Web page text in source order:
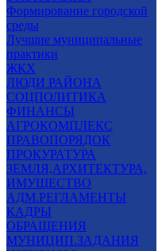
Формирование городской
среды
Лучшие муниципальные
практики
ЖКХ
ЛЮДИ РАЙОНА
СОЦПОЛИТИКА
ФИНАНСЫ
АГРОКОМПЛЕКС
ПРАВОПОРЯДОК
ПРОКУРАТУРА
ЗЕМЛЯ,АРХИТЕКТУРА,
ИМУЩЕСТВО
АДМ.РЕГЛАМЕНТЫ
КАДРЫ
ОБРАЩЕНИЯ
МУНИЦИП.ЗАДАНИЯ